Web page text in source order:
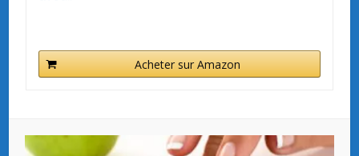
Acheter sur Amazon